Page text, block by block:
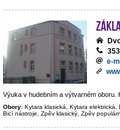
e-
Výuka v hudebním a výtvarném oboru.
Obory: Kytara klasická, Kytara elektrická,
Bicí nástroje, Zpěv klasický, Zpěv